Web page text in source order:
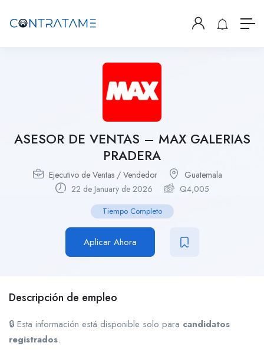
ASESOR DE VENTAS – MAX GALERIAS
PRADERA
Ejecutivo de Ventas / Vendedor
Guatemala
22 de January de 2026
Q4,005
Tiempo Completo
Aplicar Ahora
Descripción de empleo
🔒 Esta información está disponible solo para candidatos
registrados.